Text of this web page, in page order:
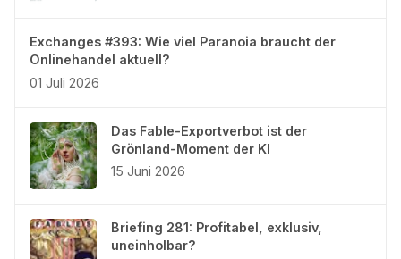
Exchanges #393: Wie viel Paranoia braucht der
Onlinehandel aktuell?
01 Juli 2026
Das Fable-Exportverbot ist der
Grönland-Moment der KI
15 Juni 2026
Briefing 281: Profitabel, exklusiv,
uneinholbar?